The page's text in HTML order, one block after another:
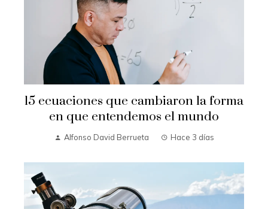
15 ecuaciones que cambiaron la forma
en que entendemos el mundo
Alfonso David Berrueta Hace 3 días